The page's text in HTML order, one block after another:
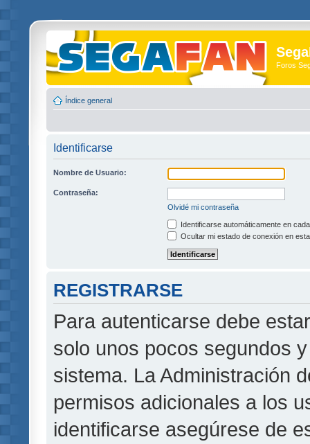
Foros
Índice general
Identificarse
Nombre de Usuario:
Contraseña:
Olvidé mi contraseña
Identificarse automáticamente en
Ocultar mi estado de conexión en
REGISTRARSE
Para autenticarse debe
solo unos pocos segundos
sistema. La Administración
permisos adicionales a los
identificarse asegúrese de